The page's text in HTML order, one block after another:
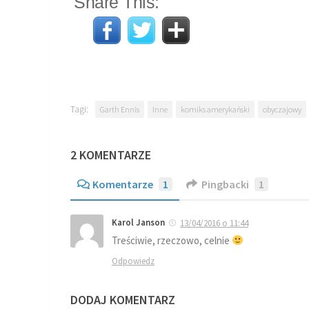
Tagi: Garth Ennis Inne komiks amerykański obyczajowy
2 KOMENTARZE
Komentarze 1 Pingbacki 1
Karol Janson 13/04/2016 o 11:44
Treściwie, rzeczowo, celnie
Odpowiedz
DODAJ KOMENTARZ